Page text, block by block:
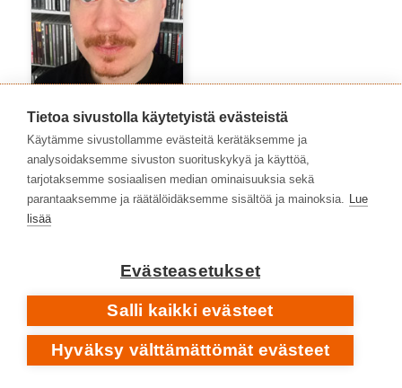
Veikko Rajanen
AVAINSANAT
1960-luku
1990-luku2000-20092010-luku
2020 2020-luku2021 2022 20232024
2025 albumit alternative rock debyyttialbumit folk rock hard rock
heavy metalheavy rock indie rock Iso-Britannia
Tietoa sivustolla käytetyistä evästeistä
Käytämme sivustollamme evästeitä kerätäksemme ja
analysoidaksemme sivuston suorituskykyä ja käyttöä,
tarjotaksemme sosiaalisen median ominaisuuksia sekä
parantaaksemme ja räätälöidäksemme sisältöä ja mainoksia. Lue
lisää
Evästeasetukset
Salli kaikki evästeet
Hyväksy välttämättömät evästeet